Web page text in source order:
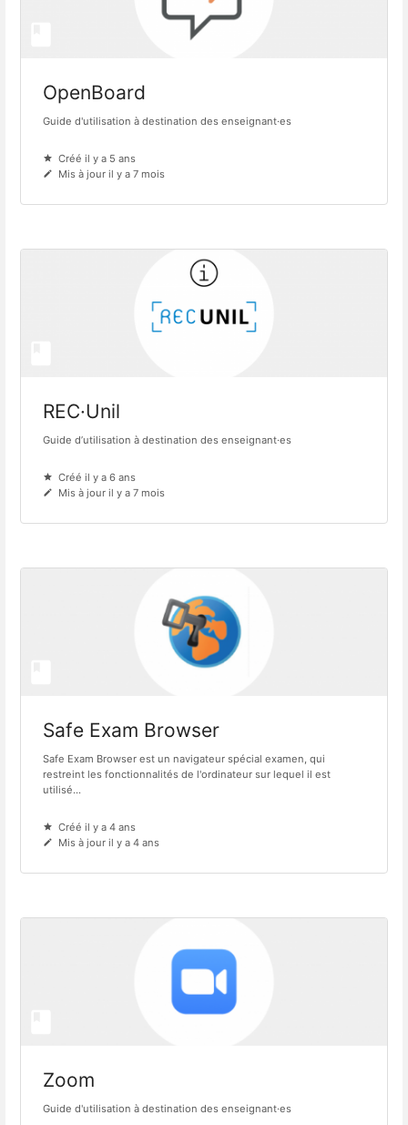
OpenBoard
Guide d'utilisation à destination des enseignant·es
Créé il y a 5 ans
Mis à jour il y a 7 mois
REC·Unil
Guide d’utilisation à destination des enseignant·es
Créé il y a 6 ans
Mis à jour il y a 7 mois
Safe Exam Browser
Safe Exam Browser est un navigateur spécial examen, qui
restreint les fonctionnalités de l'ordinateur sur lequel il est
utilisé...
Créé il y a 4 ans
Mis à jour il y a 4 ans
Zoom
Guide d'utilisation à destination des enseignant·es